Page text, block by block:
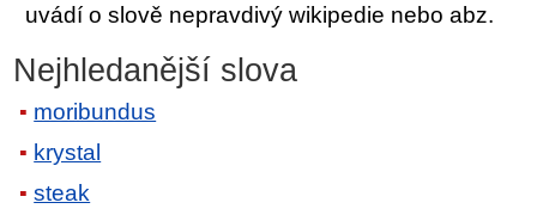
uvádí o slově nepravdivý wikipedie nebo abz.
Nejhledanější slova
moribundus
krystal
steak